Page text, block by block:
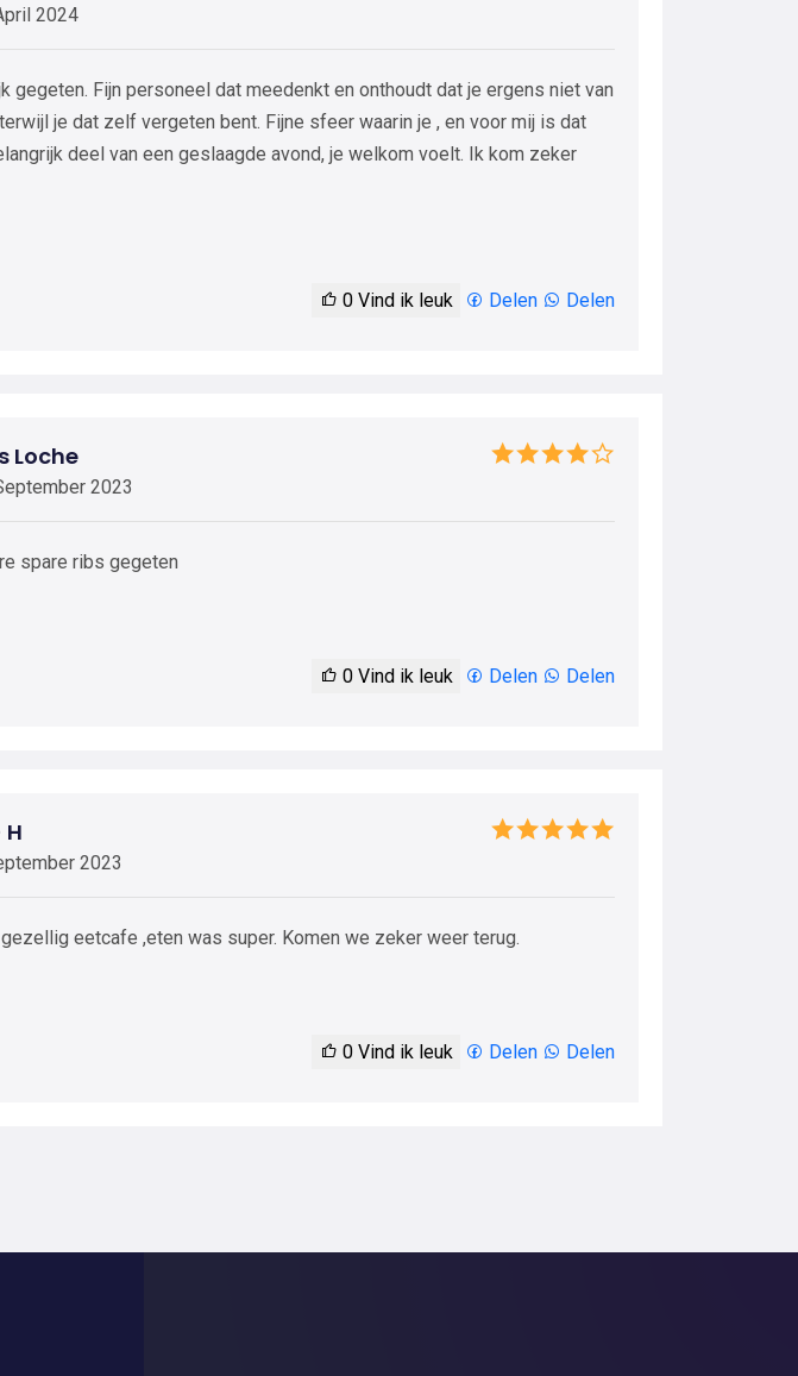
2024
gegeten. Fijn personeel dat meedenkt en onthoudt dat je ergens niet van
je dat zelf vergeten bent. Fijne sfeer waarin je , en voor mij is dat
deel van een geslaagde avond, je welkom voelt. Ik kom zeker
0 Vind ik leuk Delen Delen
Loche
2023
spare ribs gegeten
0 Vind ik leuk Delen Delen
2023
eetcafe ,eten was super. Komen we zeker weer terug.
0 Vind ik leuk Delen Delen